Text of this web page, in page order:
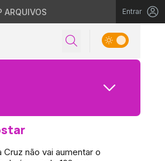
ARQUIVOS Entrar
Cruz não vai aumentar o